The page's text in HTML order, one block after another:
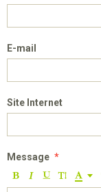
E-mail
Site Internet
Message